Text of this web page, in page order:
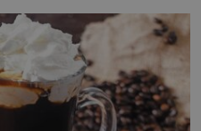
Pokud budete mít
si na vás